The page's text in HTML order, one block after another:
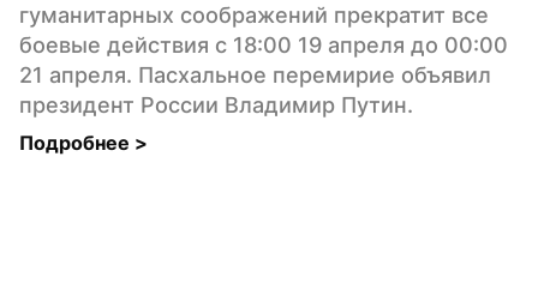
гуманитарных соображений прекратит все
боевые действия с 18:00 19 апреля до 00:00
21 апреля. Пасхальное перемирие объявил
президент России Владимир Путин.
Подробнее >